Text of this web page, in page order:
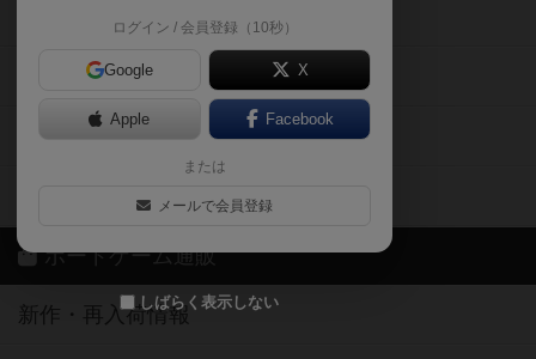
ログイン / 会員登録（10秒）
Google X
Apple Facebook
または
メールで会員登録
しばらく表示しない
掲示板・トピックス
ボドとも・会員一覧
ボードゲーム業界コラム
ボドゲーマご利用案内
ボードゲーム通販
新作・再入荷情報